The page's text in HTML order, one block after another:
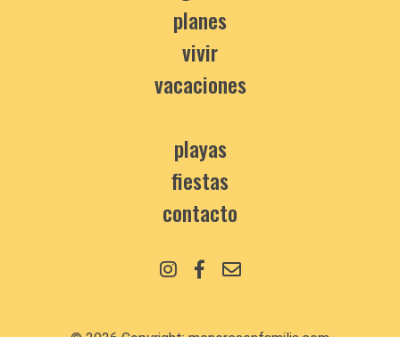
planes
vivir
vacaciones
playas
fiestas
contacto